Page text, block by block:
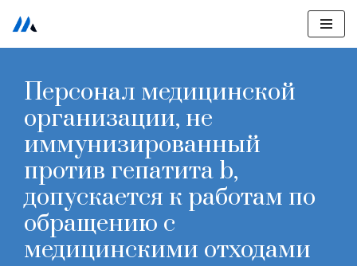
Перейти
содержимому
Персонал медицинской
организации, не
иммунизированный
против гепатита b,
допускается к работам по
обращению с
медицинскими отходами